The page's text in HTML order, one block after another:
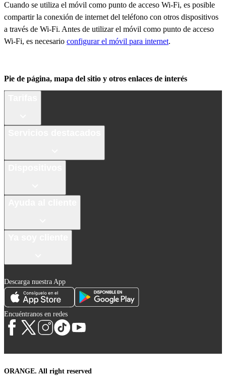
Cuando se utiliza el móvil como punto de acceso Wi-Fi, es posible
compartir la conexión de internet del teléfono con otros dispositivos
a través de Wi-Fi. Antes de utilizar el móvil como punto de acceso
Wi-Fi, es necesario configurar el móvil para internet.
Pie de página, mapa del sitio y otros enlaces de interés
Descarga nuestra App
Encuéntranos en redes
ORANGE. All right reserved